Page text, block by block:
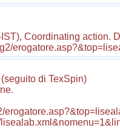
Coordinating action.
di TexSpin)